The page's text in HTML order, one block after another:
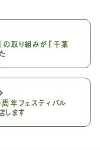
取り組みが『千葉
年フェスティバル
します